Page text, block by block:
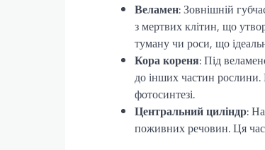
Веламен: Зовнішній
з мертвих клітин, що
туману чи роси, що
Кора кореня: Під
до інших частин рослини.
фотосинтезі.
Центральний циліндр:
поживних речовин. Ця